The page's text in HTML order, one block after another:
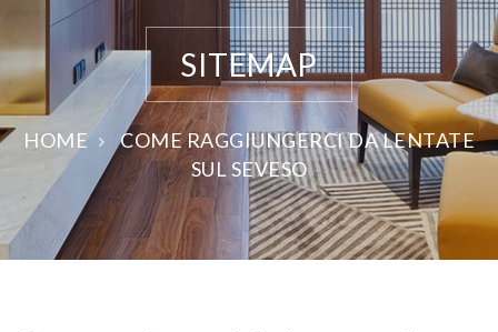
SITEMAP
HOME
COME RAGGIUNGERCI DA LENTATE
SUL SEVESO